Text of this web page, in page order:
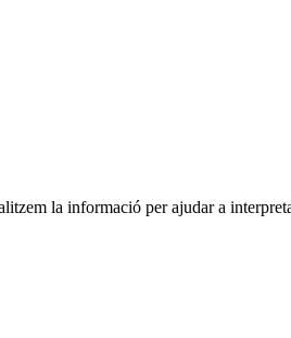
la informació per ajudar a